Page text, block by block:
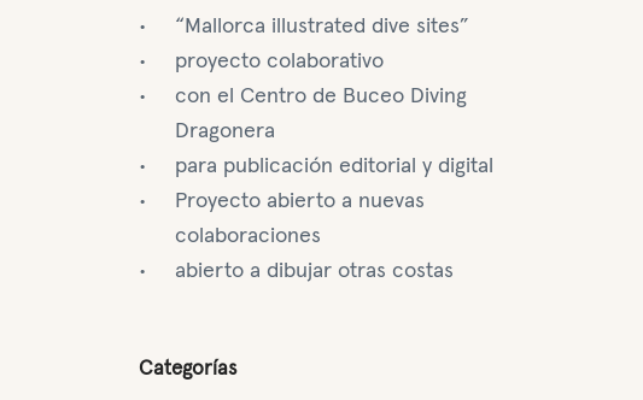
“Mallorca illustrated dive sites”
proyecto colaborativo
con el Centro de Buceo Diving
Dragonera
para publicación editorial y digital
Proyecto abierto a nuevas
colaboraciones
abierto a dibujar otras costas
Categorías